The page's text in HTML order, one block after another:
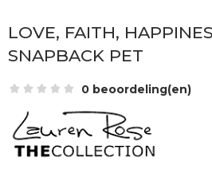
LOVE, FAITH,
SNAPBACK PET
0 beoordeling(en)